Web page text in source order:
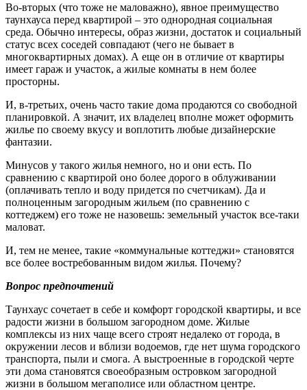
Во-вторых (что тоже не маловажно), явное преимущество
таунхауса перед квартирой – это однородная социальная
среда. Обычно интересы, образ жизни, достаток и социальный
статус всех соседей совпадают (чего не бывает в
многоквартирных домах). А еще он в отличие от квартиры
имеет гараж и участок, а жилые комнаты в нем более
просторны.
И, в-третьих, очень часто такие дома продаются со свободной
планировкой. А значит, их владелец вполне может оформить
жилье по своему вкусу и воплотить любые дизайнерские
фантазии.
Минусов у такого жилья немного, но и они есть. По
сравнению с квартирой оно более дорого в облуживании
(оплачивать тепло и воду придется по счетчикам). Да и
полноценным загородным жильем (по сравнению с
коттеджем) его тоже не назовешь: земельный участок все-таки
маловат.
И, тем не менее, такие «коммунальные коттеджи» становятся
все более востребованным видом жилья. Почему?
Вопрос предпочтений
Таунхаус сочетает в себе и комфорт городской квартиры, и все
радости жизни в большом загородном доме. Жилые
комплексы из них чаще всего строят недалеко от города, в
окружении лесов и вблизи водоемов, где нет шума городского
транспорта, пыли и смога. А выстроенные в городской черте
эти дома становятся своеобразным островком загородной
жизни в большом мегаполисе или областном центре.